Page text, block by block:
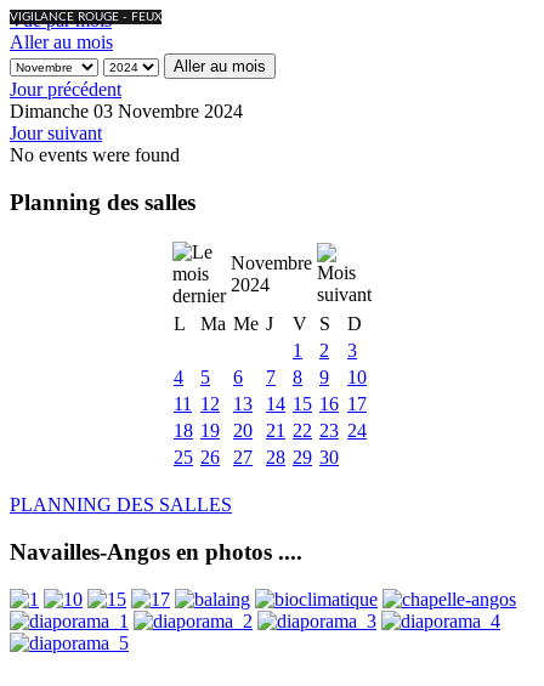
VIGILANCE ROUGE - FEUX
Vue par mois
Aller au mois
Aller au mois
Jour précédent
Dimanche 03 Novembre 2024
Jour suivant
No events were found
Planning des salles
Novembre
2024
L
Ma Me J V S
D
1
2
3
4
5 6 7 8 9
10
11
12 13 14 15 16 17
18 19 20 21 22 23 24
25 26 27 28 29 30
PLANNING DES SALLES
Navailles-Angos en photos ....